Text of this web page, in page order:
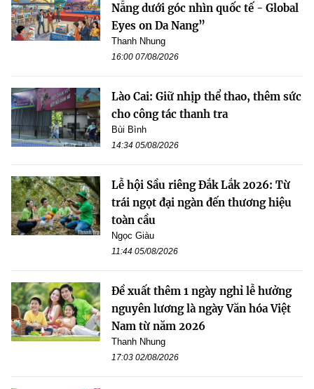
Nẵng dưới góc nhìn quốc tế - Global
Eyes on Da Nang”
Thanh Nhung
16:00 07/08/2026
Lào Cai: Giữ nhịp thể thao, thêm sức
cho công tác thanh tra
Bùi Bình
14:34 05/08/2026
Lễ hội Sầu riêng Đắk Lắk 2026: Từ
trái ngọt đại ngàn đến thương hiệu
toàn cầu
Ngọc Giàu
11:44 05/08/2026
Đề xuất thêm 1 ngày nghỉ lễ hưởng
nguyên lương là ngày Văn hóa Việt
Nam từ năm 2026
Thanh Nhung
17:03 02/08/2026